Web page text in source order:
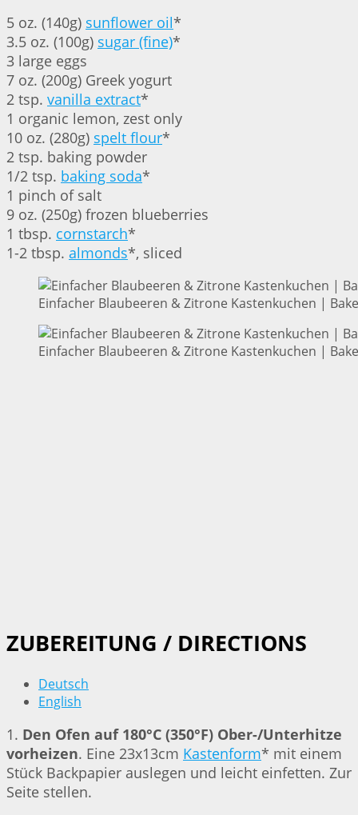
5 oz. (140g) sunflower oil*
3.5 oz. (100g) sugar (fine)*
3 large eggs
7 oz. (200g) Greek yogurt
2 tsp. vanilla extract*
1 organic lemon, zest only
10 oz. (280g) spelt flour*
2 tsp. baking powder
1/2 tsp. baking soda*
1 pinch of salt
9 oz. (250g) frozen blueberries
1 tbsp. cornstarch*
1-2 tbsp. almonds*, sliced
Einfacher Blaubeeren & Zitrone Kastenkuchen |
Einfacher Blaubeeren & Zitrone Kastenkuchen |
ZUBEREITUNG / DIRECTIONS
Deutsch
English
1. Den Ofen auf 180°C (350°F) Ober-/Unterhitze
vorheizen. Eine 23x13cm Kastenform* mit einem
Stück Backpapier auslegen und leicht einfetten. Zur
Seite stellen.